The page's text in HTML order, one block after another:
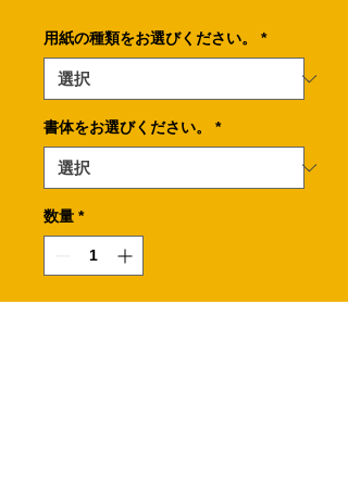
用紙の種類をお選びください。 *
書体をお選びください。 *
数量 *